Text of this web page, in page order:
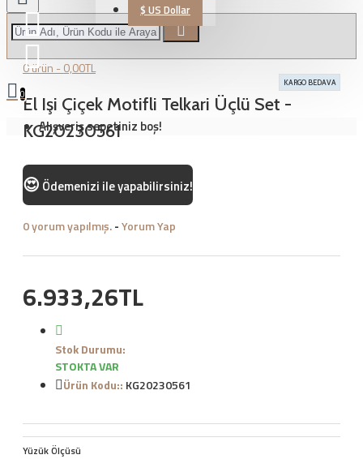
$ US Dollar
0 ürün - 0,00TL
0
Alışveriş sepetiniz boş!
KARGO BEDAVA
El Işi Çiçek Motifli Telkari Üçlü Set -
KG20230561
😍 Ödemenizi ile yapabilirsiniz!
0 yorum yapılmış.-Yorum Yap
6.933,26TL
Stok Durumu:
STOKTA VAR
Ürün Kodu:: KG20230561
Yüzük Ölçüsü